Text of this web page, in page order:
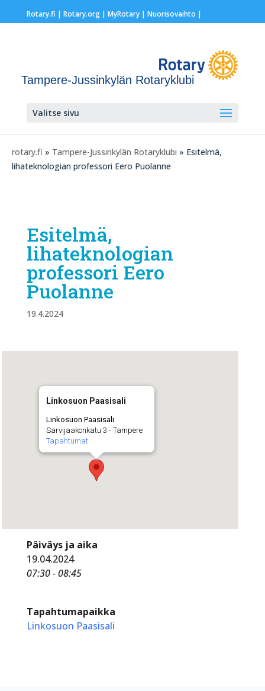
Rotary.fi | Rotary.org| MyRotary | Nuorisovaihto |
Tampere-Jussinkylän Rotaryklubi
Valitse sivu
rotary.fi » Tampere-Jussinkylän Rotaryklubi » Esitelmä,
lihateknologian professori Eero Puolanne
Esitelmä,
lihateknologian
professori Eero
Puolanne
19.4.2024
Linkosuon Paasisali
Linkosuon Paasisali
Sarvijaakonkatu 3 - Tampere
Tapahtumat
Päiväys ja aika
19.04.2024
07:30 - 08:45
Tapahtumapaikka
Linkosuon Paasisali